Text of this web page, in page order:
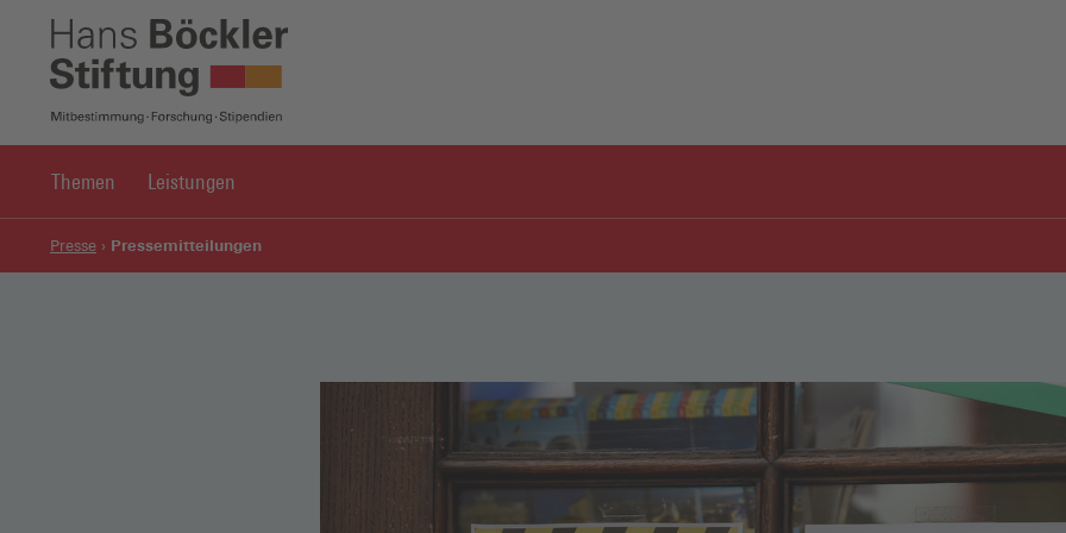
Themen Leistungen
Presse Pressemitteilungen